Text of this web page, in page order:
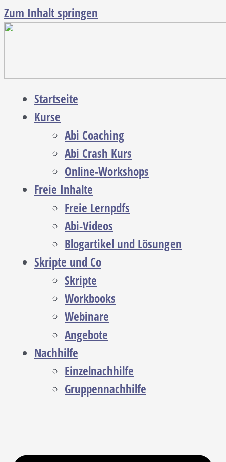
Zum Inhalt springen
Startseite
Kurse
Abi Coaching
Abi Crash Kurs
Online-Workshops
Freie Inhalte
Freie Lernpdfs
Abi-Videos
Blogartikel und Lösungen
Skripte und Co
Skripte
Workbooks
Webinare
Angebote
Nachhilfe
Einzelnachhilfe
Gruppennachhilfe